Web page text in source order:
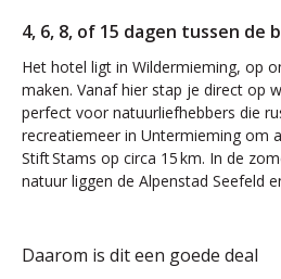
4, 6, 8, of 15 dagen tussen
Het hotel ligt in Wildermieming, op
maken. Vanaf hier stap je direct op
perfect voor natuurliefhebbers die
recreatiemeer in Untermieming om
Stift Stams op circa 15 km. In de
natuur liggen de Alpenstad Seefeld
Daarom is dit een goede deal